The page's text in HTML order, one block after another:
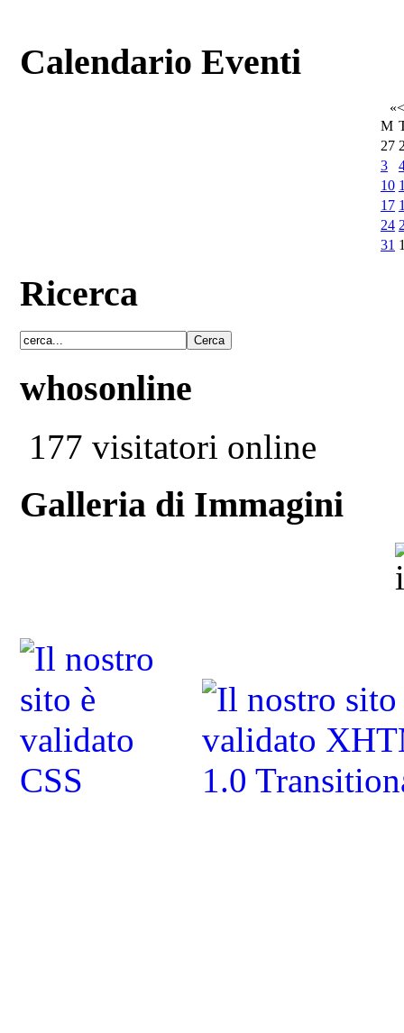
Calendario Eventi
«<
M
27
3
10
17
24
31
Ricerca
whosonline
177 visitatori online
Galleria di Immagini